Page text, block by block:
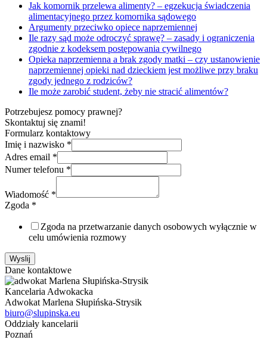
Jak komornik przelewa alimenty? – egzekucja świadczenia
alimentacyjnego przez komornika sądowego
Argumenty przeciwko opiece naprzemiennej
Ile razy sąd może odroczyć sprawę? – zasady i ograniczenia
zgodnie z kodeksem postępowania cywilnego
Opieka naprzemienna a brak zgody matki – czy ustanowienie
naprzemiennej opieki nad dzieckiem jest możliwe przy braku
zgody jednego z rodziców?
Ile może zarobić student, żeby nie stracić alimentów?
Potrzebujesz pomocy prawnej?
Skontaktuj się znami!
Formularz kontaktowy
Imię i nazwisko *
Adres email *
Numer telefonu *
Wiadomość *
Zgoda *
Zgoda na przetwarzanie danych osobowych wyłącznie w
celu umówienia rozmowy
Wyslij
Dane kontaktowe
Kancelaria Adwokacka
Adwokat Marlena Słupińska-Strysik
biuro@slupinska.eu
Oddziały kancelarii
Poznań